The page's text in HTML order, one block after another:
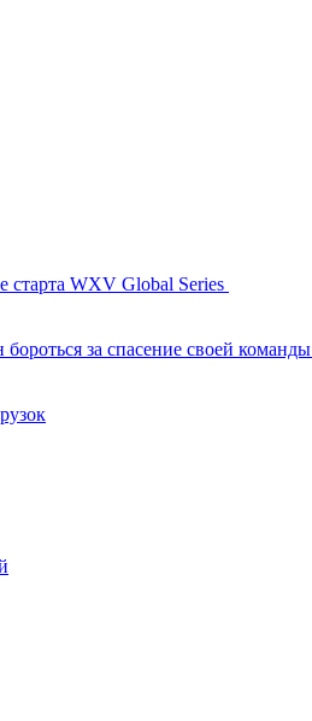
старта WXV Global Series
за спасение своей команды